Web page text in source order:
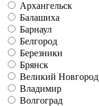
Архангельск
Балашиха
Барнаул
Белгород
Березники
Брянск
Великий Новгород
Владимир
Волгоград